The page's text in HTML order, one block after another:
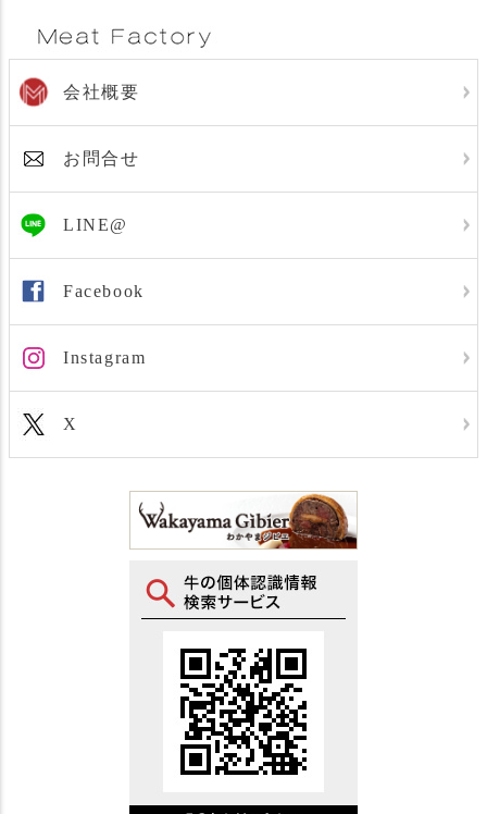
会社概要
お問合せ
LINE@
Facebook
Instagram
X